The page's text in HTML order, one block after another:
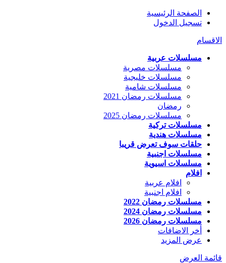
الصفحة الرئيسية
تسجيل الدخول
الاقسام
مسلسلات عربية
مسلسلات مصرية
مسلسلات خليجية
مسلسلات شامية
مسلسلات رمضان 2021
رمضان
مسلسلات رمضان 2025
مسلسلات تركية
مسلسلات هندية
حلقات سوف تعرض قريبا
مسلسلات اجنبية
مسلسلات اسيوية
افلام
افلام عربية
افلام اجنبية
مسلسلات رمضان 2022
مسلسلات رمضان 2024
مسلسلات رمضان 2026
أخر الاضافات
عرض المزيد
قائمة العرض